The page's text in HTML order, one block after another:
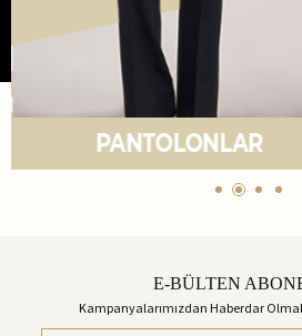
E-BÜLTEN
Kampanyalarımızdan Haberdar